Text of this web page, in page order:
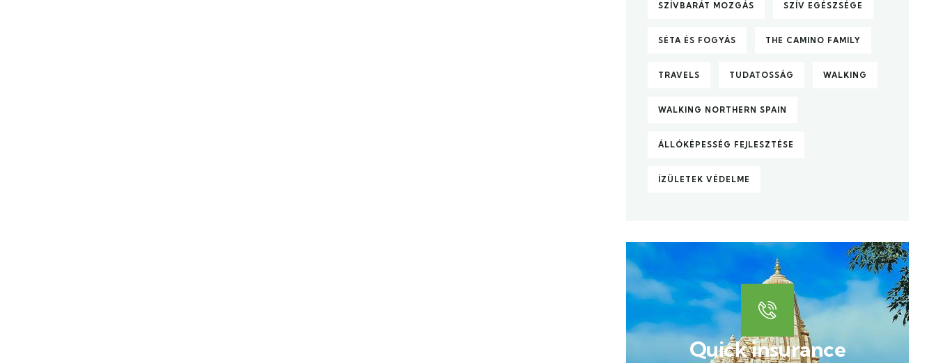
SZÍVBARÁT MOZGÁS SZÍV EGÉSZSÉGE
SÉTA ÉS FOGYÁS THE CAMINO FAMILY
TRAVELS TUDATOSSÁG WALKING
WALKING NORTHERN SPAIN
ÁLLÓKÉPESSÉG FEJLESZTÉSE
ÍZÜLETEK VÉDELME
Quick insurance